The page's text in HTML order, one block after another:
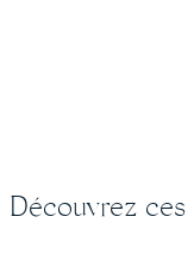
Découvrez ces